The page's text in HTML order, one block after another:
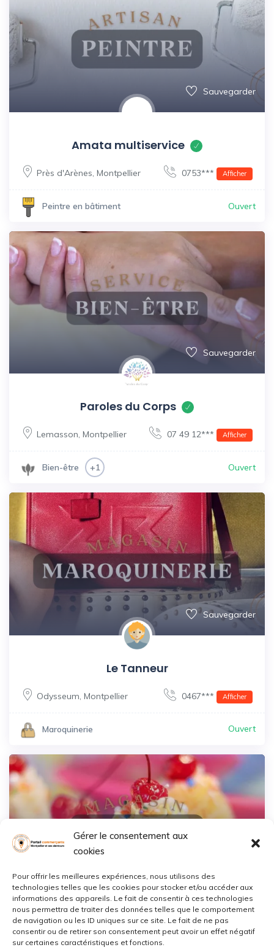
Gérer le consentement aux
cookies
Pour offrir les meilleures expériences, nous utilisons des
technologies telles que les cookies pour stocker et/ou accéder aux
informations des appareils. Le fait de consentir à ces technologies
nous permettra de traiter des données telles que le comportement
de navigation ou les ID uniques sur ce site. Le fait de ne pas
consentir ou de retirer son consentement peut avoir un effet négatif
sur certaines caractéristiques et fonctions.
Sauvegarder
Amata multiservice
Près d'Arènes, Montpellier 0753*** Afficher
Peintre en bâtiment Ouvert
Sauvegarder
Paroles du Corps
Lemasson, Montpellier 07 49 12*** Afficher
Bien-être +1 Ouvert
Sauvegarder
Le Tanneur
Odysseum, Montpellier 0467*** Afficher
Maroquinerie Ouvert
Sauvegarder
Glacier – Mamma Mia